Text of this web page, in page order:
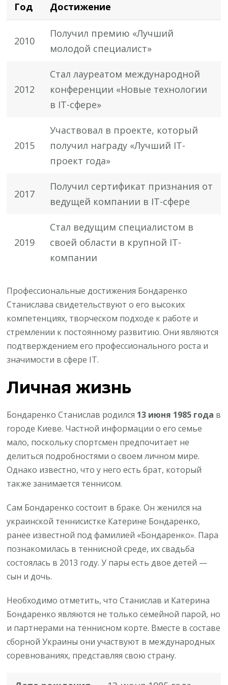
Год Достижение
2010
Получил премию «Лучший
молодой специалист»
2012
Стал лауреатом международной
конференции «Новые технологии
в IT-сфере»
2015
Участвовал в проекте, который
получил награду «Лучший IT-
проект года»
2017
Получил сертификат признания от
ведущей компании в IT-сфере
2019
Стал ведущим специалистом в
своей области в крупной IT-
компании
Профессиональные достижения Бондаренко
Станислава свидетельствуют о его высоких
компетенциях, творческом подходе к работе и
стремлении к постоянному развитию. Они являются
подтверждением его профессионального роста и
значимости в сфере IT.
Личная жизнь
Бондаренко Станислав родился 13 июня 1985 года в
городе Киеве. Частной информации о его семье
мало, поскольку спортсмен предпочитает не
делиться подробностями о своем личном мире.
Однако известно, что у него есть брат, который
также занимается теннисом.
Сам Бондаренко состоит в браке. Он женился на
украинской теннисистке Катерине Бондаренко,
ранее известной под фамилией «Бондаренко». Пара
познакомилась в теннисной среде, их свадьба
состоялась в 2013 году. У пары есть двое детей —
сын и дочь.
Необходимо отметить, что Станислав и Катерина
Бондаренко являются не только семейной парой, но
и партнерами на теннисном корте. Вместе в составе
сборной Украины они участвуют в международных
соревнованиях, представляя свою страну.